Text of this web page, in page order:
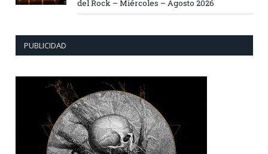
del Rock – Miércoles – Agosto 2026
PUBLICIDAD